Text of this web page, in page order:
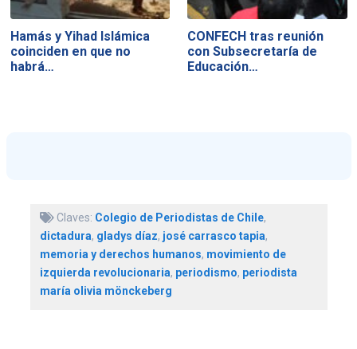
Hamás y Yihad Islámica
coinciden en que no
habrá…
CONFECH tras reunión
con Subsecretaría de
Educación…
Claves: Colegio de Periodistas de Chile,
dictadura, gladys díaz, josé carrasco tapia,
memoria y derechos humanos, movimiento de
izquierda revolucionaria, periodismo, periodista
maría olivia mönckeberg